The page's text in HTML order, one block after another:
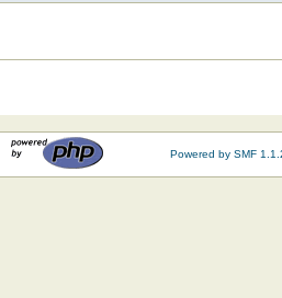
Powered by SMF